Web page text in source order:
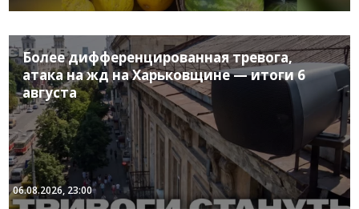
Более дифференцированная тревога,
атака на жд на Харьковщине — итоги 6
августа
06.08.2026, 23:00